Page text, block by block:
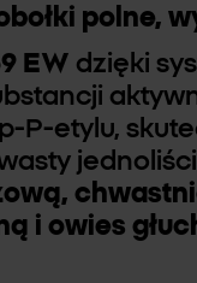
polne,
EW dzięki
P-etylu,
i owies